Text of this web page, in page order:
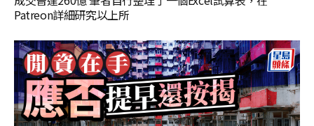
Patreon詳細研究以上所